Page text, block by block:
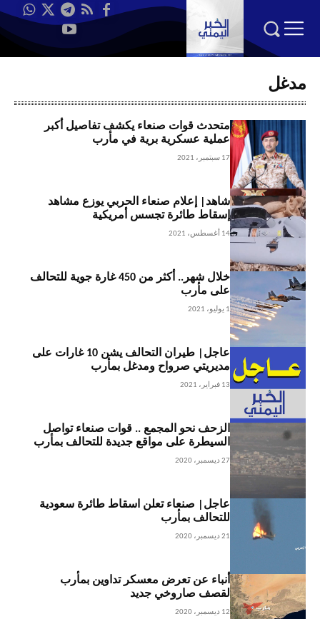
مدغل
متحدث قوات صنعاء يكشف تفاصيل أكبر
عملية عسكرية برية في مأرب
17 سبتمبر، 2021
شاهد| إعلام صنعاء الحربي يوزع مشاهد
إسقاط طائرة تجسس أمريكية
14 أغسطس، 2021
خلال شهر.. أكثر من 450 غارة جوية للتحالف
على مأرب
1 يوليو، 2021
عاجل| طيران التحالف يشن 10 غارات على
مديريتي صرواح ومدغل بمأرب
13 فبراير، 2021
الزحف نحو المجمع .. قوات صنعاء تواصل
السيطرة على مواقع جديدة للتحالف بمأرب
27 ديسمبر، 2020
عاجل| صنعاء تعلن اسقاط طائرة سعودية
للتحالف بمأرب
21 ديسمبر، 2020
أنباء عن تعرض معسكر تداوين بمأرب
لقصف صاروخي جديد
12 ديسمبر، 2020